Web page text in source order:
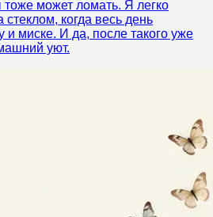
может ломать. Я легко
стеклом, когда весь день
и миске. И да, после такого уже
уют.